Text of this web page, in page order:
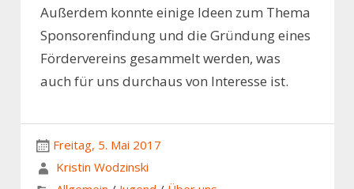
Außerdem konnte einige Ideen zum Thema
Sponsorenfindung und die Gründung eines
Fördervereins gesammelt werden, was
auch für uns durchaus von Interesse ist.
Freitag, 5. Mai 2017
Kristin Wodzinski